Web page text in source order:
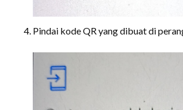
Pindai kode QR yang dibuat di